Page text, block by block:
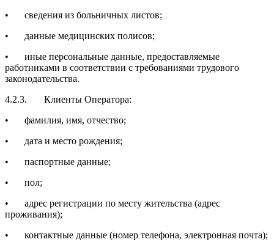
•
сведения из больничных листов;
•
данные медицинских полисов;
•
иные персональные данные, предоставляемые
работниками в соответствии с требованиями трудового
законодательства.
4.2.3.
Клиенты Оператора:
•
фамилия, имя, отчество;
•
дата и место рождения;
•
паспортные данные;
•
пол;
•
адрес регистрации по месту жительства (адрес
проживания);
•
контактные данные (номер телефона, электронная почта);